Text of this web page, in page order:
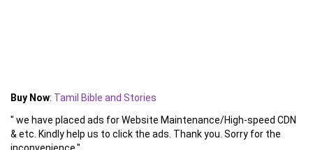
Buy Now: Tamil Bible and Stories
" we have placed ads for Website Maintenance/High-speed CDN
& etc. Kindly help us to click the ads. Thank you. Sorry for the
inconvenience."